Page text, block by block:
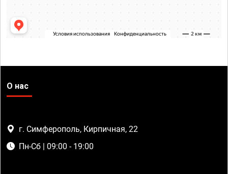
О нас
г. Симферополь, Кирпичная, 22
Пн-Сб | 09:00 - 19:00